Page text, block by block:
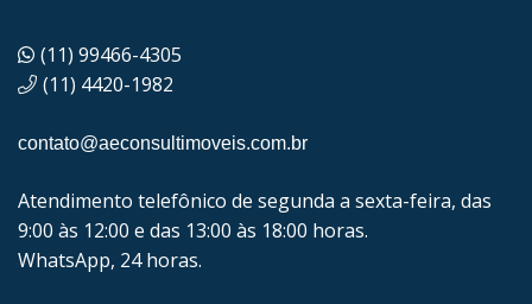
(11) 99466-4305
(11) 4420-1982
contato@aeconsultimoveis.com.br
Atendimento telefônico de segunda a sexta-feira, das
9:00 às 12:00 e das 13:00 às 18:00 horas.
WhatsApp, 24 horas.